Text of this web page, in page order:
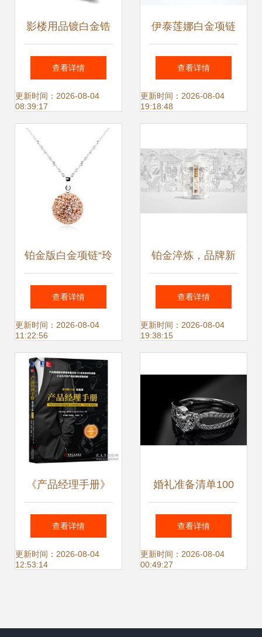
影楼用品镀白金锆
石 价格、批发、厂
家与选品指南
查看详情
更新时间：2026-08-04
08:39:17
伊泰莲娜白金项链
价格查询与使用评
测 90-170元区间的
查看详情
更新时间：2026-08-04
19:18:48
铂金版白金项链“玲
珑”价格查询与优势
分析 以51比购返利
网470元商品为例
查看详情
更新时间：2026-08-04
11:22:56
铂金淬炼，品牌新
生——艾脐贴包装
创意设计的三大奢
查看详情
更新时间：2026-08-04
19:38:15
《产品经理手册》
（原书第4版 白金
版/铂金版） 解析
查看详情
更新时间：2026-08-04
12:53:14
婚礼准备清单100
件,让你的婚礼告别
手忙脚乱
查看详情
更新时间：2026-08-04
00:49:27